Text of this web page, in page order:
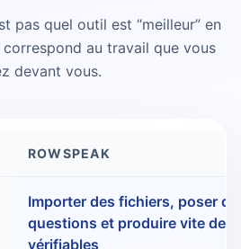
pas quel outil est “meilleur” en
au travail que vous
devant vous.
ROWSPEAK
Importer des fichiers, poser
questions et produire vite des
vérifiables